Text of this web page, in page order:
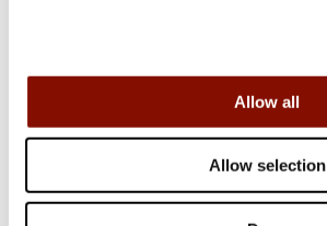
Allow all
Allow selection